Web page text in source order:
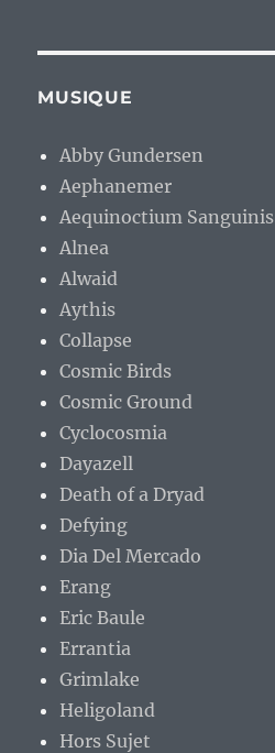
MUSIQUE
Abby Gundersen
Aephanemer
Aequinoctium Sanguinis
Alnea
Alwaid
Aythis
Collapse
Cosmic Birds
Cosmic Ground
Cyclocosmia
Dayazell
Death of a Dryad
Defying
Dia Del Mercado
Erang
Eric Baule
Errantia
Grimlake
Heligoland
Hors Sujet